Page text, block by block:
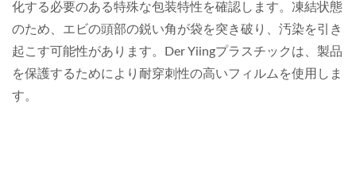
化する必要のある特殊な包装特性を確認します。凍結状態
のため、エビの頭部の鋭い角が袋を突き破り、汚染を引き
起こす可能性があります。Der Yiingプラスチックは、製品
を保護するためにより耐穿刺性の高いフィルムを使用しま
す。